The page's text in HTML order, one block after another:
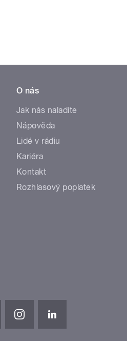
O nás
Jak nás naladíte
Nápověda
Lidé v rádiu
Kariéra
Kontakt
Rozhlasový poplatek